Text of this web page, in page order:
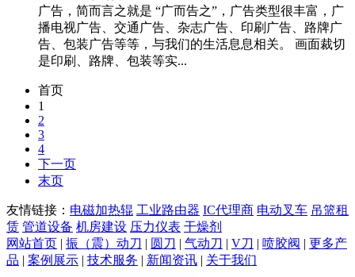
广告，简而言之就是 “广而告之”，广告类型很丰富，广
播电视广告、交通广告、杂志广告、印刷广告、路牌广
告、包装广告等等，与我们的生活息息相关。 画面裁切
是印刷、路牌、包装等实...
首页
1
2
3
4
下一页
末页
友情链接： 电磁加热辊 工业路由器 IC代理商 电动叉车 吊篮租
赁 管道设备 机房建设 压力仪表 干燥剂
网站首页 | 振（震）动刀 | 圆刀 | 气动刀 | V刀 | 喷胶阀 | 更多产
品 | 案例展示 | 技术服务 | 新闻资讯 | 关于我们